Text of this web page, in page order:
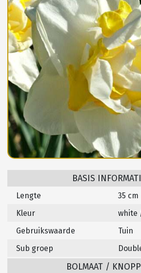
BASIS
Lengte
35 cm
Kleur
white
Gebruikswaarde
Tuin
Sub groep
BOLMAAT /